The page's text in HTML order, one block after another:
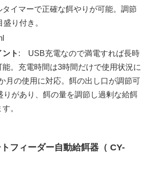
タイマーで正確な餌やりが可能。調節
り付き。
ト : USB充電なので満電すれば長時
能。充電時間は3時間だけで使用状況に
月の使用に対応。餌の出し口が調節可
りがあり、餌の量を調節し過剰な給餌
。
フィーダー自動給餌器（ CY-